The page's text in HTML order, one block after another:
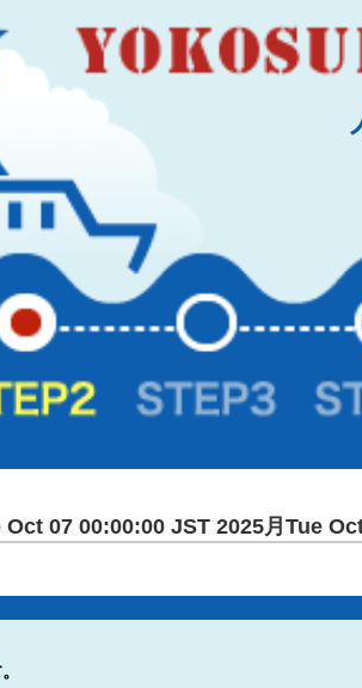
07 00:00:00 JST 2025月Tue